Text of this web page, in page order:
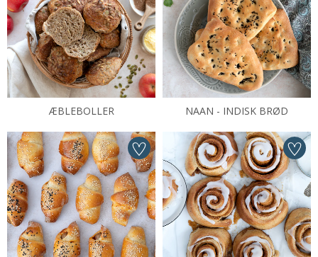
ÆBLEBOLLER NAAN - INDISK BRØD